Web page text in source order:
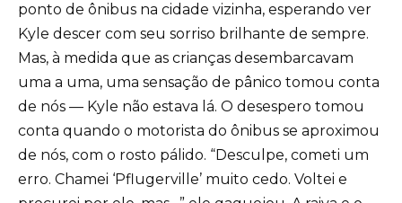
ponto de ônibus na cidade vizinha, esperando ver
Kyle descer com seu sorriso brilhante de sempre.
Mas, à medida que as crianças desembarcavam
uma a uma, uma sensação de pânico tomou conta
de nós — Kyle não estava lá. O desespero tomou
conta quando o motorista do ônibus se aproximou
de nós, com o rosto pálido. “Desculpe, cometi um
erro. Chamei ‘Pflugerville’ muito cedo. Voltei e